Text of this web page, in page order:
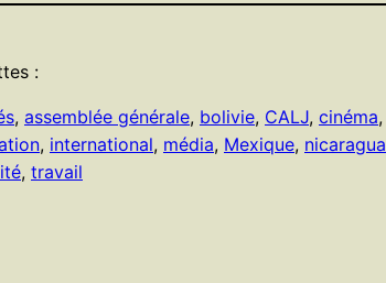
:
, assemblée générale, bolivie, CALJ, cinéma,
, international, média, Mexique, nicaragua
, travail